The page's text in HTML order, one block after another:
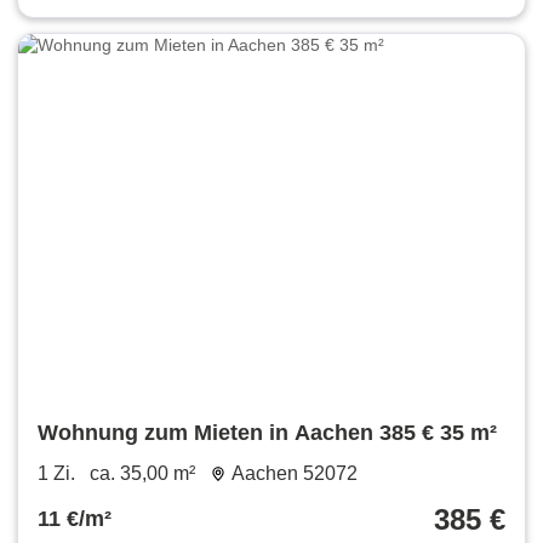
Wohnung zum Mieten in Aachen 385 € 35 m²
1 Zi. ca. 35,00 m² Aachen 52072
11 €/m² 385 €